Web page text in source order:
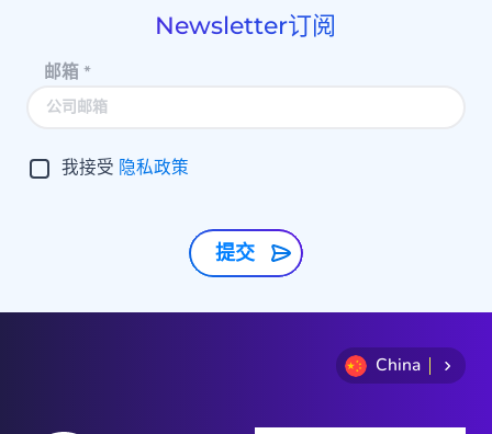
Newsletter订阅
邮箱*
我接受 隐私政策
提交
China